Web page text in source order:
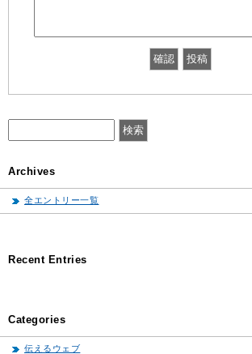
Archives
全エントリー一覧
Recent Entries
Categories
伝えるウェブ